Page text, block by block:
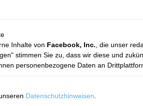
Inhalte von Facebook, Inc. , die unser
stimmen Sie zu, dass wir diese und
personenbezogene Daten an
Datenschutzhinweisen